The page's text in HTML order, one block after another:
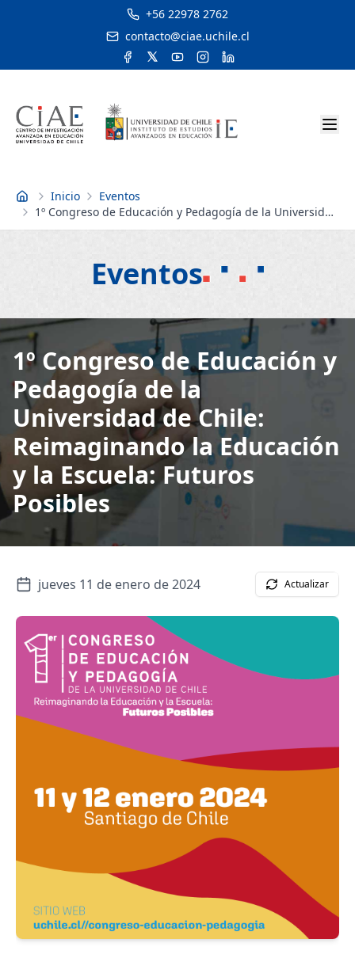
+56 22978 2762
contacto@ciae.uchile.cl
Inicio Inicio
Eventos
1º Congreso de Educación y Pedagogía de la Universidad
de Chile: Reimaginando la Educación y la Escuela:
Eventos
1º Congreso de Educación y
Pedagogía de la
Universidad de Chile:
Reimaginando la Educación
y la Escuela: Futuros
Posibles
jueves 11 de enero de 2024 Actualizar